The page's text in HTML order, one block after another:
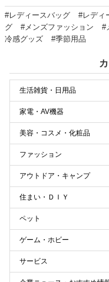
#レディースバッグ #レディ
グ
#メンズファッション #
冷感グッズ
#季節用品
生活雑貨・日用品
家電・AV機器
美容・コスメ・化粧品
ファッション
アウトドア・キャンプ
住まい・ＤＩＹ
ペット
ゲーム・ホビー
サービス